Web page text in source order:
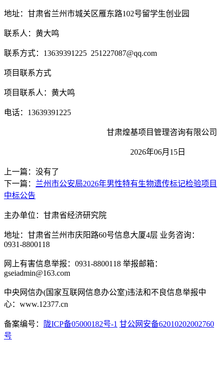
地址：甘肃省兰州市城关区雁东路102号留学生创业园
联系人：黄大鸣
联系方式：13639391225 251227087@qq.com
项目联系方式
项目联系人：黄大鸣
电话：13639391225
甘肃煌基项目管理咨询有限公司
2026年06月15日
上一篇：没有了
下一篇： 兰州市公安局2026年男性特有生物遗传标记检验项目
中标公告
主办单位：甘肃省经济研究院
地址：甘肃省兰州市庆阳路60号信息大厦4层 业务咨询：
0931-8800118
网上有害信息举报：0931-8800118 举报邮箱：
gseiadmin@163.com
中央网信办(国家互联网信息办公室)违法和不良信息举报中
心：www.12377.cn
备案编号： 陇ICP备05000182号-1 甘公网安备62010202002760
号